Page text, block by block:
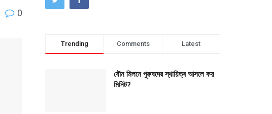
0
Trending Comments Latest
যৌন মিলনে পুরুষদের স্থায়িত্ব আসলে কয়
মিনিট?